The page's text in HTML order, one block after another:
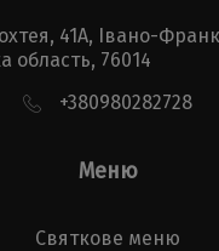
41А, Івано-
область, 76014
+380980282728
Меню
Святкове меню